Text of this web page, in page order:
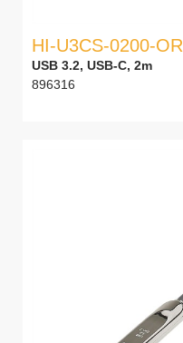
HI-U3CS-0200-OR
USB 3.2, USB-C, 2m
896316